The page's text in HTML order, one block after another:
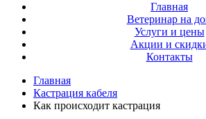
Главная
Ветеринар на
Услуги и цены
Акции и
Контакты
Главная
Кастрация кабеля
Как происходит кастрация